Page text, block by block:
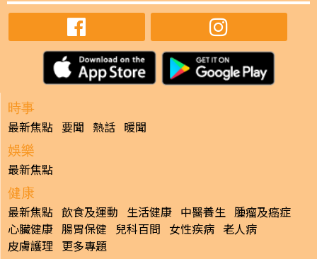
時事
最新焦點 要聞 熱話 暖聞
娛樂
最新焦點
健康
最新焦點 飲食及運動 生活健康 中醫養生 腫瘤及癌症
心臟健康 腸胃保健 兒科百問 女性疾病 老人病
皮膚護理 更多專題